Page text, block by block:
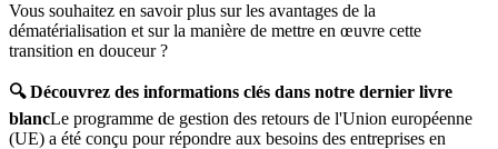
Vous souhaitez en savoir plus sur les avantages de la
dématérialisation et sur la manière de mettre en œuvre cette
transition en douceur ?
🔍 Découvrez des informations clés dans notre dernier livre
blancLe programme de gestion des retours de l'Union européenne
(UE) a été conçu pour répondre aux besoins des entreprises en